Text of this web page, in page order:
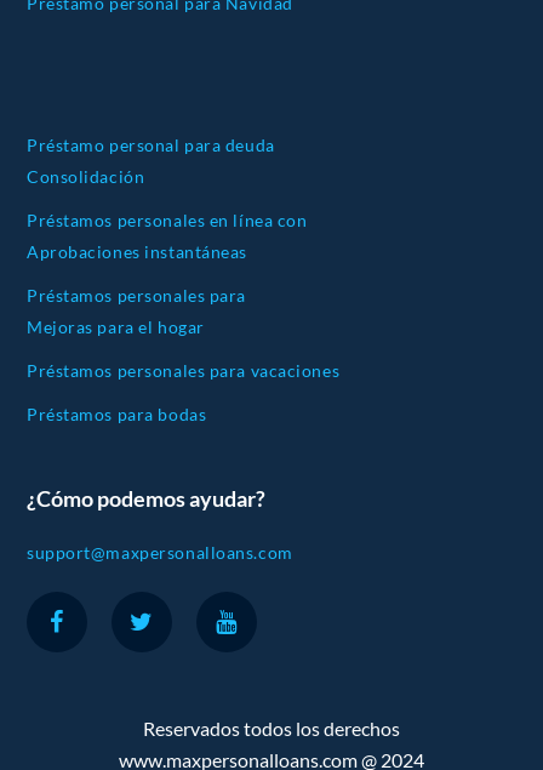
Préstamo personal para deuda
Consolidación
Préstamos personales en línea con
Aprobaciones instantáneas
Préstamos personales para
Mejoras para el hogar
Préstamos personales para vacaciones
Préstamos para bodas
¿Cómo podemos ayudar?
support@maxpersonalloans.com
Reservados todos los derechos
www.maxpersonalloans.com @ 2024